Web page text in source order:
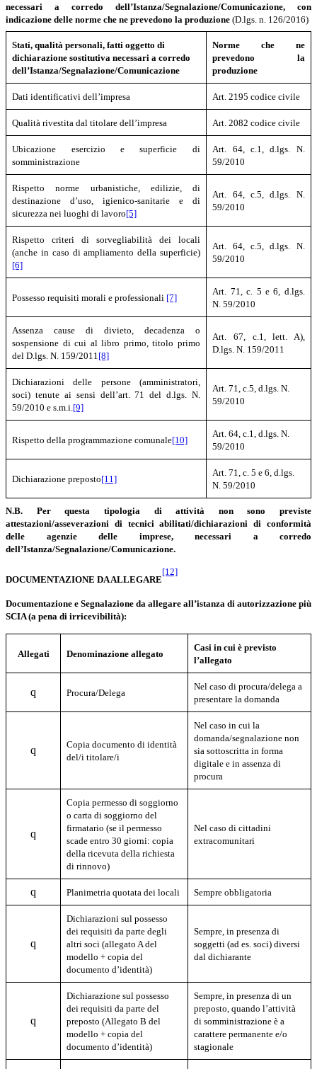
necessari a corredo dell’Istanza/Segnalazione/Comunicazione, con
indicazione delle norme che ne prevedono la produzione (D.lgs. n. 126/2016)
Stati, qualità personali, fatti oggetto di
dichiarazione sostitutiva necessari a corredo
dell’Istanza/Segnalazione/Comunicazione
Norme che ne
prevedono la
produzione
Dati identificativi dell’impresa Art. 2195 codice civile
Qualità rivestita dal titolare dell’impresa Art. 2082 codice civile
Ubicazione esercizio e superficie di
somministrazione
Art. 64, c.1, d.lgs. N.
59/2010
Rispetto norme urbanistiche, edilizie, di
destinazione d’uso, igienico-sanitarie e di
sicurezza nei luoghi di lavoro[5]
Art. 64, c.5, d.lgs. N.
59/2010
Rispetto criteri di sorvegliabilità dei locali
(anche in caso di ampliamento della superficie)
[6]
Art. 64, c.5, d.lgs. N.
59/2010
Possesso requisiti morali e professionali [7]
Art. 71, c. 5 e 6, d.lgs.
N. 59/2010
Assenza cause di divieto, decadenza o
sospensione di cui al libro primo, titolo primo
del D.lgs. N. 159/2011 [8]
Art. 67, c.1, lett. A),
D.lgs. N. 159/2011
Dichiarazioni delle persone (amministratori,
soci) tenute ai sensi dell’art. 71 del d.lgs. N.
59/2010 e s.m.i. [9]
Art. 71, c.5, d.lgs. N.
59/2010
Rispetto della programmazione comunale[10]
Art. 64, c.1, d.lgs. N.
59/2010
Dichiarazione preposto[11]
Art. 71, c. 5 e 6, d.lgs.
N. 59/2010
N.B. Per questa tipologia di attività non sono previste
attestazioni/asseverazioni di tecnici abilitati/dichiarazioni di conformità
delle agenzie delle imprese, necessari a corredo
dell’Istanza/Segnalazione/Comunicazione.
DOCUMENTAZIONE DA ALLEGARE
[12]
Documentazione e Segnalazione da allegare all’istanza di autorizzazione più
SCIA (a pena di irricevibilità):
Allegati Denominazione allegato
Casi in cui è previsto
l’allegato
q Procura/Delega
Nel caso di procura/delega a
presentare la domanda
q
Copia documento di identità
del/i titolare/i
Nel caso in cui la
domanda/segnalazione non
sia sottoscritta in forma
digitale e in assenza di
procura
q
Copia permesso di soggiorno
o carta di soggiorno del
firmatario (se il permesso
scade entro 30 giorni: copia
della ricevuta della richiesta
di rinnovo)
Nel caso di cittadini
extracomunitari
q Planimetria quotata dei locali Sempre obbligatoria
q
Dichiarazioni sul possesso
dei requisiti da parte degli
altri soci (allegato A del
modello + copia del
documento d’identità)
Sempre, in presenza di
soggetti (ad es. soci) diversi
dal dichiarante
q
Dichiarazione sul possesso
dei requisiti da parte del
preposto (Allegato B del
modello + copia del
documento d’identità)
Sempre, in presenza di un
preposto, quando l’attività
di somministrazione è a
carattere permanente e/o
stagionale